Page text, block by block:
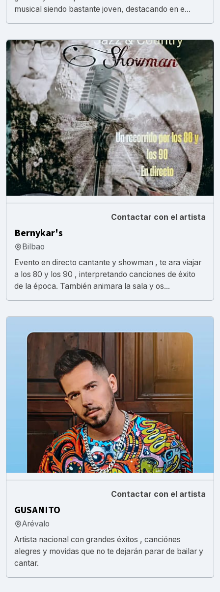
musical siendo bastante joven, destacando en e...
Contactar con el artista
Bernykar's
Bilbao
Evento en directo cantante y showman , te ara viajar
a los 80 y los 90 , interpretando canciones de éxito
de la época. También animara la sala y os...
Contactar con el artista
GUSANITO
Arévalo
Artista nacional con grandes éxitos , canciónes
alegres y movidas que no te dejarán parar de bailar y
cantar.